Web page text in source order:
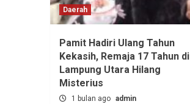
Daerah
Pamit Hadiri Ulang Tahun
Kekasih, Remaja 17 Tahun di
Lampung Utara Hilang
Misterius
1 bulan ago admin